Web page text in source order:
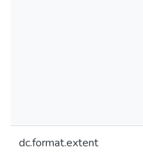
dc.format.extent